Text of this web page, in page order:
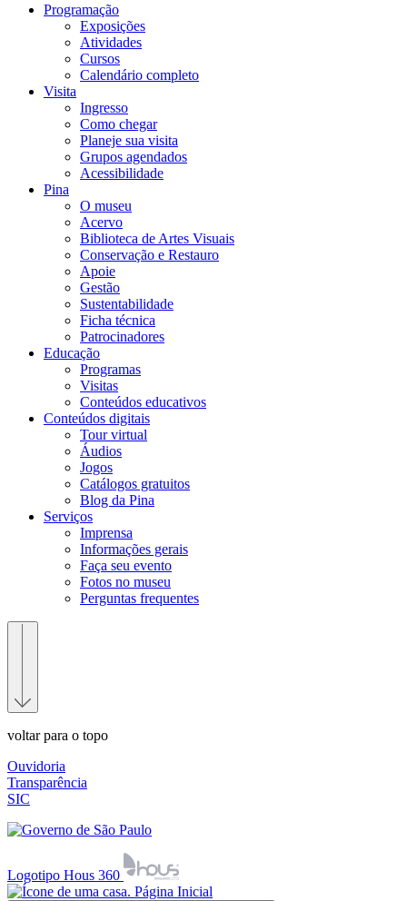
Programação
Exposições
Atividades
Cursos
Calendário completo
Visita
Ingresso
Como chegar
Planeje sua visita
Grupos agendados
Acessibilidade
Pina
O museu
Acervo
Biblioteca de Artes Visuais
Conservação e Restauro
Apoie
Gestão
Sustentabilidade
Ficha técnica
Patrocinadores
Educação
Programas
Visitas
Conteúdos educativos​
Conteúdos digitais
Tour virtual
Áudios
Jogos
Catálogos gratuitos
Blog da Pina
Serviços
Imprensa
Informações gerais
Faça seu evento
Fotos no museu
Perguntas frequentes
voltar para o topo
Ouvidoria
Transparência
SIC
Logotipo Hous 360
Página Inicial